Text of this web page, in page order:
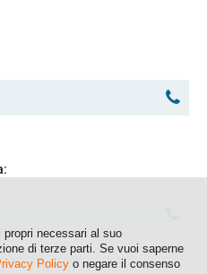
necessari al suo
di terze parti. Se vuoi saperne
Policy o negare il consenso